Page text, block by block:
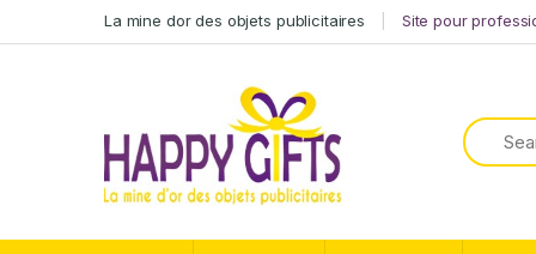
La mine dor des objets publicitaires Site pour